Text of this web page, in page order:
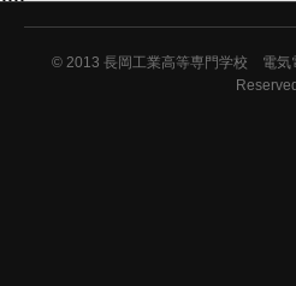
© 2013 長岡工業高等専門学校 電気